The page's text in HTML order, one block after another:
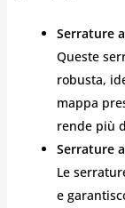
Serrature
Queste
robusta,
mappa
rende più
Serrature
Le
e